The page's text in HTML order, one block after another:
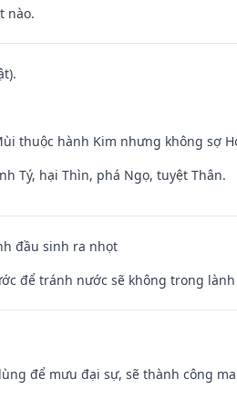
nào.
thuộc hành Kim nhưng không sợ
Tý, hại Thìn, phá Ngọ, tuyệt Thân.
đầu sinh ra nhọt
để tránh nước sẽ không trong lành
để mưu đại sự, sẽ thành công